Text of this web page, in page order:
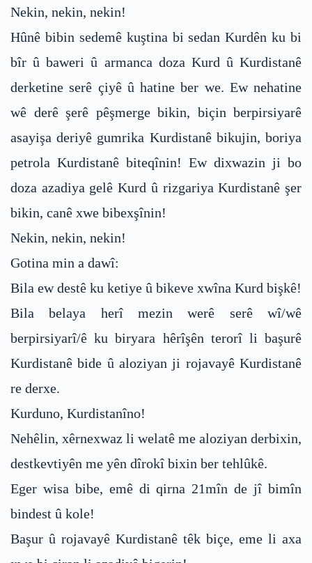
Nekin, nekin, nekin!
Hûnê bibin sedemê kuştina bi sedan Kurdên ku bi
bîr û baweri û armanca doza Kurd û Kurdistanê
derketine serê çiyê û hatine ber we. Ew nehatine
wê derê şerê pêşmerge bikin, biçin berpirsiyarê
asayişa deriyê gumrika Kurdistanê bikujin, boriya
petrola Kurdistanê biteqînin! Ew dixwazin ji bo
doza azadiya gelê Kurd û rizgariya Kurdistanê şer
bikin, canê xwe bibexşînin!
Nekin, nekin, nekin!
Gotina min a dawî:
Bila ew destê ku ketiye û bikeve xwîna Kurd bişkê!
Bila belaya herî mezin werê serê wî/wê
berpirsiyarî/ê ku biryara hêrîşên terorî li başurê
Kurdistanê bide û aloziyan ji rojavayê Kurdistanê
re derxe.
Kurduno, Kurdistanîno!
Nehêlin, xêrnexwaz li welatê me aloziyan derbixin,
destkevtiyên me yên dîrokî bixin ber tehlûkê.
Eger wisa bibe, emê di qirna 21mîn de jî bimîn
bindest û kole!
Başur û rojavayê Kurdistanê têk biçe, eme li axa